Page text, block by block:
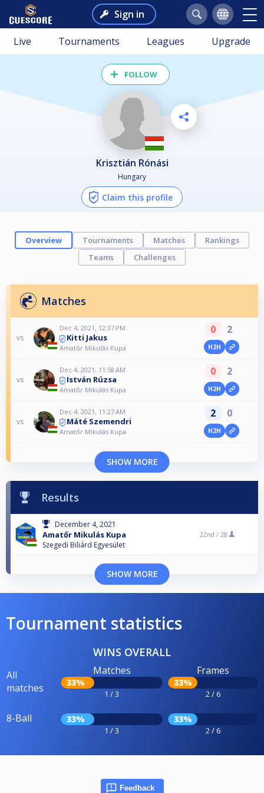
Sign in
Live Tournaments Leagues Upgrade
FOLLOW
Krisztián Rónási
Hungary
Claim this profile
Overview Tournaments Matches
Rankings
Teams
Challenges
Matches
vs
Dec 4, 2021, 12:37 PM
Kitti Jakus
Amatőr Mikulás Kupa
0 2
H2H
vs
Dec 4, 2021, 11:58 AM
István Rúzsa
Amatőr Mikulás Kupa
0 2
H2H
vs
Dec 4, 2021, 11:27 AM
Máté Szemendri
Amatőr Mikulás Kupa
2 0
H2H
SHOW MORE
Results
December 4, 2021
Amatőr Mikulás Kupa
Szegedi Biliárd Egyesület
22nd / 28
SHOW MORE
Tournament statistics
WINS OVERALL
All
matches
Matches
33%
1 / 3
Frames
33%
2 / 6
8-Ball 33%
1 / 3
33%
2 / 6
Feedback